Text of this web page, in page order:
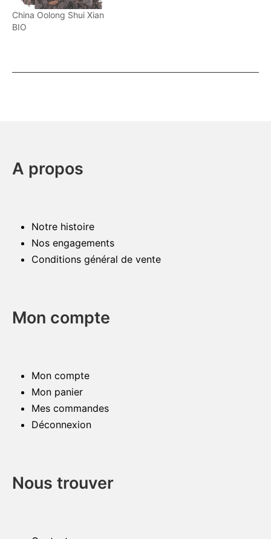
China Oolong Shui Xian
BIO
A propos
Notre histoire
Nos engagements
Conditions général de vente
Mon compte
Mon compte
Mon panier
Mes commandes
Déconnexion
Nous trouver